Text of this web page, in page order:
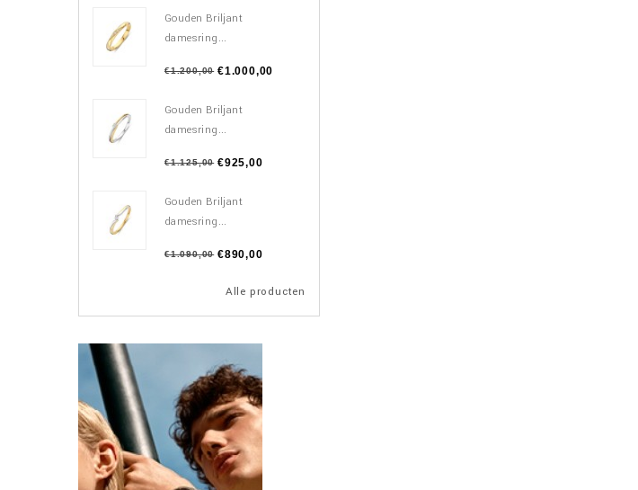
Gouden Briljant
damesring...
€1.200,00 €1.000,00
Gouden Briljant
damesring...
€1.125,00 €925,00
Gouden Briljant
damesring...
€1.090,00 €890,00
Alle producten